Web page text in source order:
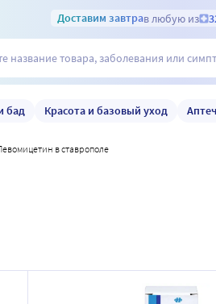
Доставим завтрав любую из
бад Красота и базовый уход
левомицетин в ставрополе